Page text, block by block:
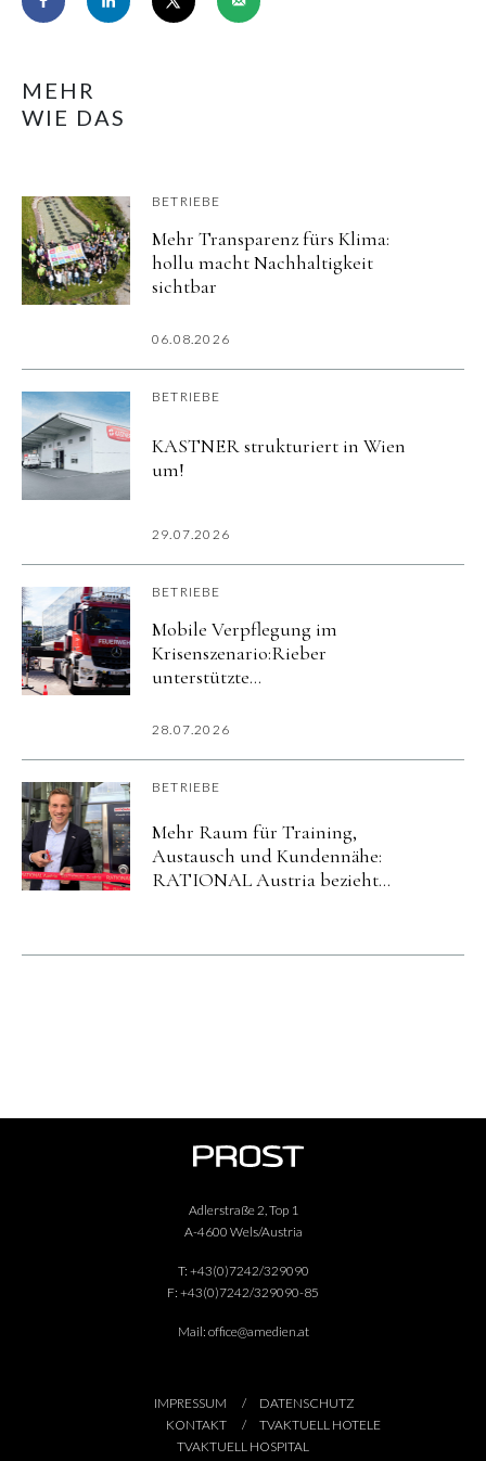
MEHR
WIE DAS
BETRIEBE
Mehr Transparenz fürs Klima:
hollu macht Nachhaltigkeit
sichtbar
06.08.2026
BETRIEBE
KASTNER strukturiert in Wien
um!
29.07.2026
BETRIEBE
Mobile Verpflegung im
Krisenszenario:Rieber
unterstützte
imurbanharbor Ludwigsburg
28.07.2026
BETRIEBE
Mehr Raum für Training,
Austausch und Kundennähe:
RATIONAL Austria bezieht
Adlerstraße 2, Top 1
A-4600 Wels/Austria
T: +43(0)7242/329090
F: +43(0)7242/329090-85
Mail: office@amedien.at
IMPRESSUM
DATENSCHUTZ
KONTAKT
TVAKTUELL HOTELE
TVAKTUELL HOSPITAL